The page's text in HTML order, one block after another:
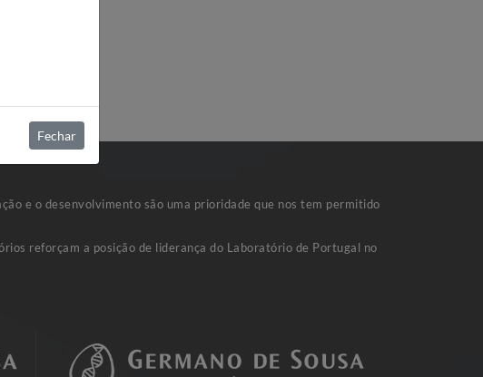
e o desenvolvimento são uma prioridade que nos tem permitido
reforçam a posição de liderança do Laboratório de Portugal no
Fechar